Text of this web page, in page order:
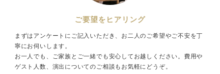
ご要望をヒアリング
まずはアンケートにご記入いただき、お二人のご希望やご不安を丁
寧にお伺いします。
お一人でも、ご家族とご一緒でも安心してお越しください。費用や
ゲスト人数、演出についてのご相談もお気軽にどうぞ。